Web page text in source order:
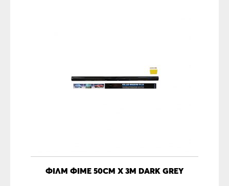
ΦΙΛΜ ΦΙΜΕ 50CM X 3M DARK GREY